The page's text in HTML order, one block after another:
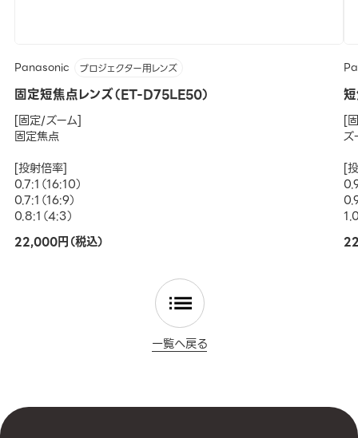
Panasonic プロジェクター用レンズ
固定短焦点レンズ（ET-D75LE50）
[固定/ズーム]
固定焦点
[投射倍率]
0.7:1（16:10）
0.7:1（16:9）
0.8:1（4:3）
22,000円（税込）
[
ズ
[
一覧へ戻る